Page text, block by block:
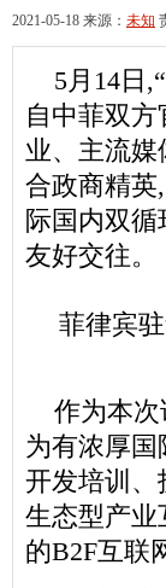
2021-05-18 来源： 未知
5月14日
自中菲双
业、主流
合政商精英
际国内双
友好交往。
菲律宾
作为本
为有浓厚
开发培训、
生态型产业
的B2F互联